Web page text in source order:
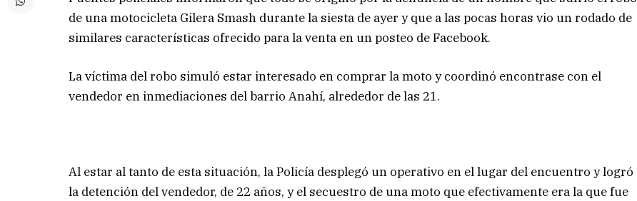
de una motocicleta Gilera Smash durante la siesta de ayer y que a las pocas horas vio un rodado de
similares características ofrecido para la venta en un posteo de Facebook.
La víctima del robo simuló estar interesado en comprar la moto y coordinó encontrase con el
vendedor en inmediaciones del barrio Anahí, alrededor de las 21.
Al estar al tanto de esta situación, la Policía desplegó un operativo en el lugar del encuentro y logró
la detención del vendedor, de 22 años, y el secuestro de una moto que efectivamente era la que fue